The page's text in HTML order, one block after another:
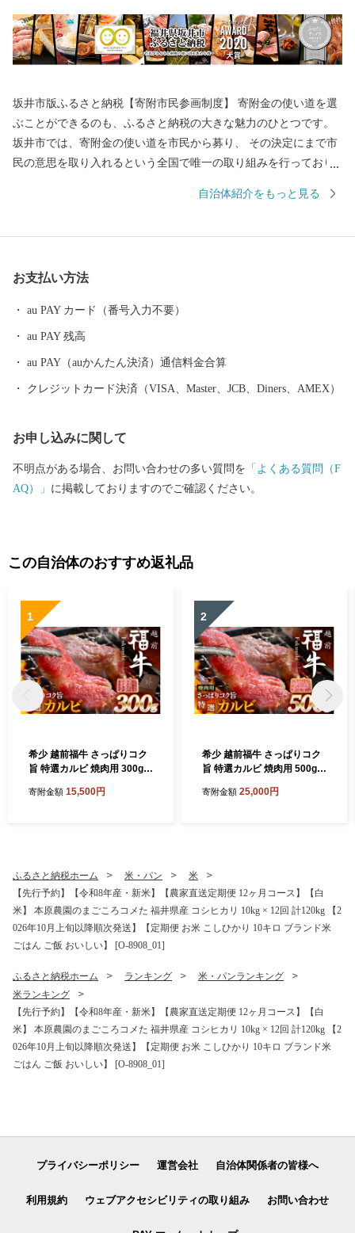
坂井市版ふるさと納税【寄附市民参画制度】 寄附金の使い道を選
ぶことができるのも、ふるさと納税の大きな魅力のひとつです。
坂井市では、寄附金の使い道を市民から募り、 その決定にまで市
民の意思を取り入れるという全国で唯一の取り組みを行っており
ふるさと”です！(同市丸岡町はコシヒカリ開発者 石墨博士の故郷
織による織マークは国内シェアの80％を占めております。 また、
景勝地「東尋坊」に代表される海岸線や現存十二天守として知ら
れる「丸岡城」などを有することでも有名です。 心から笑顔にな
ただいた個人情報は、坂井市が責任をもって管理し、関係法令で
せていただき、その手段として、電子メールの配信やパンフレッ
や、電子メールの配信又は資料の郵送停止等のご希望がございま
したら、ふるさと納税担当(furusato_tax@city.fukui-sakai.lg.jp)まで
ご連絡ください。
自治体紹介をもっと見る
お支払い方法
au PAY カード（番号入力不要）
au PAY 残高
au PAY（auかんたん決済）通信料金合算
クレジットカード決済（VISA、Master、JCB、Diners、AMEX）
お申し込みに関して
不明点がある場合、お問い合わせの多い質問を 「よくある質問（F
AQ）」 に掲載しておりますのでご確認ください。
この自治体のおすすめ返礼品
1
希少 越前福牛 さっぱりコク
旨 特選カルビ 焼肉用 300g
牛 赤身和牛 かるび 肉 牛 牛
寄附金額 15,500円
2
希少 越前福牛 さっぱりコク
旨 特選カルビ 焼肉用 500g
牛 赤身和牛 かるび 肉 牛 牛
寄附金額 25,000円
ふるさと納税ホーム 米・パン
米
【先行予約】【令和8年産・新米】【農家直送定期便 12ヶ月コース】【白
米】 本原農園のまごころコメた 福井県産 コシヒカリ 10kg × 12回 計120kg 【2
026年10月上旬以降順次発送】【定期便 お米 こしひかり 10キロ ブランド米
ごはん ご飯 おいしい】 [O-8908_01]
ふるさと納税ホーム ランキング
米・パンランキング
米ランキング
【先行予約】【令和8年産・新米】【農家直送定期便 12ヶ月コース】【白
米】 本原農園のまごころコメた 福井県産 コシヒカリ 10kg × 12回 計120kg 【2
026年10月上旬以降順次発送】【定期便 お米 こしひかり 10キロ ブランド米
ごはん ご飯 おいしい】 [O-8908_01]
プライバシーポリシー 運営会社 自治体関係者の皆様へ
利用規約 ウェブアクセシビリティの取り組み お問い合わせ